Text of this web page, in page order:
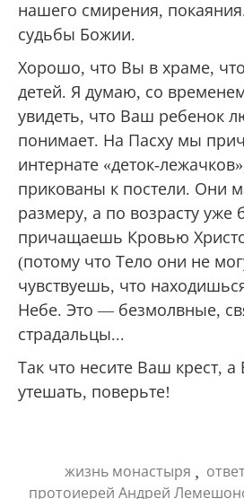
нашего смирения,
судьбы Божии.
Хорошо, что Вы в храме,
детей. Я думаю, со
увидеть, что Ваш ребенок
понимает. На Пасху мы
интернате «деток-
прикованы к постели. Они
размеру, а по возрасту уже
причащаешь Кровью
(потому что Тело они не
чувствуешь, что
Небе. Это — безмолвные,
страдальцы...
Так что несите Ваш крест, а
утешать, поверьте!
жизнь монастыря ,
протоиерей Андрей